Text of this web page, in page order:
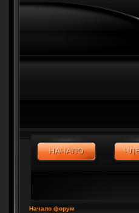
Начало форум